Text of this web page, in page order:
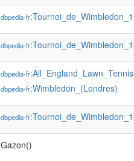
dbpedia-fr
dbpedia-fr
dbpedia-fr
dbpedia-fr:Wimbledon_(Londres)
dbpedia-fr
Gazon()